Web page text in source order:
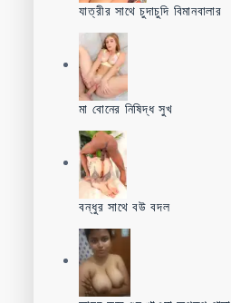
যাত্রীর সাথে চুদাচুদি বিমানবালার
মা বোনের নিষিদ্ধ সুখ
বন্ধুর সাথে বউ বদল